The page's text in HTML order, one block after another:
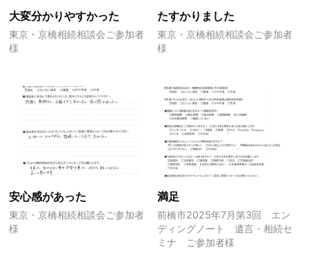
大変分かりやすかった
東京・京橋相続相談会ご参加者
様
たすかりました
東京・京橋相続相談会ご参加者
様
安心感があった
東京・京橋相続相談会ご参加者
様
満足
前橋市2025年7月第3回 エン
ディングノート 遺言・相続セ
ミナ ご参加者様